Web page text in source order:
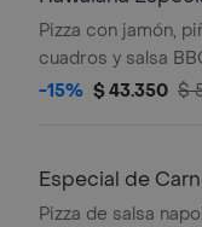
Pizza con jamón,
cuadros y salsa
-15% $ 43.350 $
Especial de
Pizza de salsa